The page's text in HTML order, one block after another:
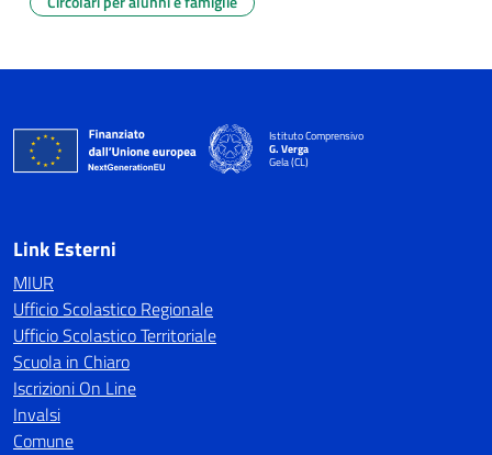
Istituto Comprensivo
G. Verga
Gela (CL)
Link Esterni
MIUR
Ufficio Scolastico Regionale
Ufficio Scolastico Territoriale
Scuola in Chiaro
Iscrizioni On Line
Invalsi
Comune